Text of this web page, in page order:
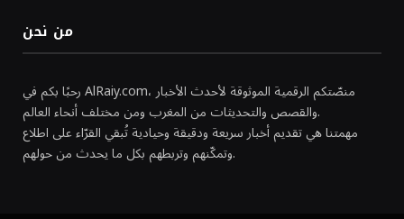
من نحن
رحبًا بكم في AlRaiy.com، منصّتكم الرقمية الموثوقة لأحدث الأخبار
والقصص والتحديثات من المغرب ومن مختلف أنحاء العالم.
مهمتنا هي تقديم أخبار سريعة ودقيقة وحيادية تُبقي القرّاء على اطلاع
وتمكّنهم وتربطهم بكل ما يحدث من حولهم.